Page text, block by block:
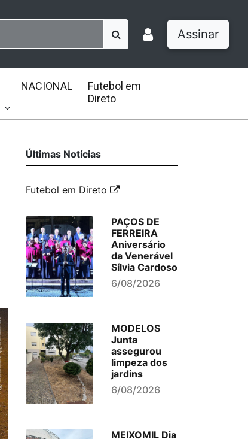
Assinar
NACIONAL
Futebol em
Direto
Últimas Notícias
Futebol em Direto
PAÇOS DE
FERREIRA
Aniversário
da Venerável
Sílvia Cardoso
6/08/2026
MODELOS
Junta
assegurou
limpeza dos
jardins
6/08/2026
MEIXOMIL Dia